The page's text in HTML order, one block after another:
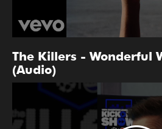
The Killers - Wonderful
(Audio)